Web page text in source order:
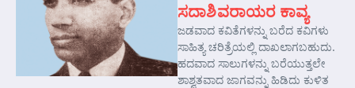
ಸದಾಶಿವರಾಯರ ಕಾವ್ಯ
ಜಡವಾದ ಕವಿತೆಗಳನ್ನು ಬರೆದ ಕವಿಗಳು
ಸಾಹಿತ್ಯ ಚರಿತ್ರೆಯಲ್ಲಿ ದಾಖಲಾಗಬಹುದು.
ಹದವಾದ ಸಾಲುಗಳನ್ನು ಬರೆಯುತ್ತಲೇ
ಶಾಶ್ವತವಾದ ಜಾಗವನ್ನು ಹಿಡಿದು ಕುಳಿತ